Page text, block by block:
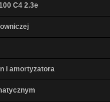
C4 2.3e
i amortyzatora